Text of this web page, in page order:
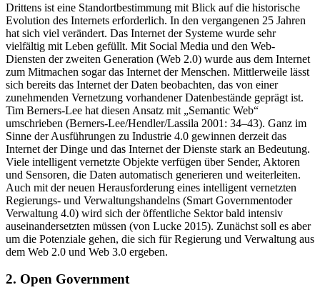
Drittens ist eine Standortbestimmung mit Blick auf die historische
Evolution des Internets erforderlich. In den vergangenen 25 Jahren
hat sich viel verändert. Das Internet der Systeme wurde sehr
vielfältig mit Leben gefüllt. Mit Social Media und den Web-
Diensten der zweiten Generation (Web 2.0) wurde aus dem Internet
zum Mitmachen sogar das Internet der Menschen. Mittlerweile lässt
sich bereits das Internet der Daten beobachten, das von einer
zunehmenden Vernetzung vorhandener Datenbestände geprägt ist.
Tim Berners-Lee hat diesen Ansatz mit „Semantic Web“
umschrieben (Berners-Lee/Hendler/Lassila 2001: 34–43). Ganz im
Sinne der Ausführungen zu Industrie 4.0 gewinnen derzeit das
Internet der Dinge und das Internet der Dienste stark an Bedeutung.
Viele intelligent vernetzte Objekte verfügen über Sender, Aktoren
und Sensoren, die Daten automatisch generieren und weiterleiten.
Auch mit der neuen Herausforderung eines intelligent vernetzten
Regierungs- und Verwaltungshandelns (Smart Governmentoder
Verwaltung 4.0) wird sich der öffentliche Sektor bald intensiv
auseinandersetzten müssen (von Lucke 2015). Zunächst soll es aber
um die Potenziale gehen, die sich für Regierung und Verwaltung aus
dem Web 2.0 und Web 3.0 ergeben.
2. Open Government